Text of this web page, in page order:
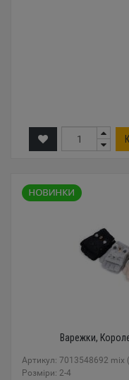
Варежки,
Артикул: 7013548692 mix
Розміри: 2-4